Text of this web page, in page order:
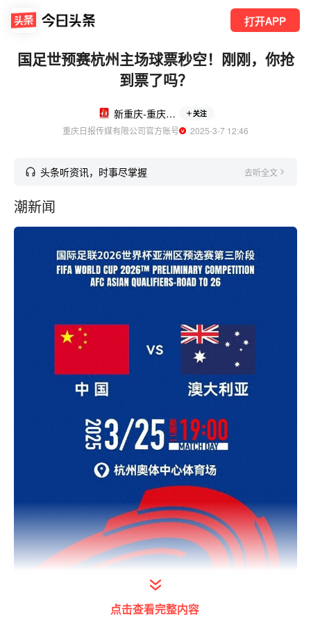
打开APP
国足世预赛杭州主场球票秒空！刚刚，你抢
到票了吗？
新重庆-重庆日报 关注
重庆日报传媒有限公司官方账号
  2025-3-7 12:46
头条听资讯，时事尽掌握 去听全文
潮新闻
点击查看完整内容